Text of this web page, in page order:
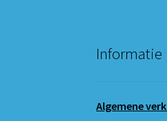
Informatie
Algemene